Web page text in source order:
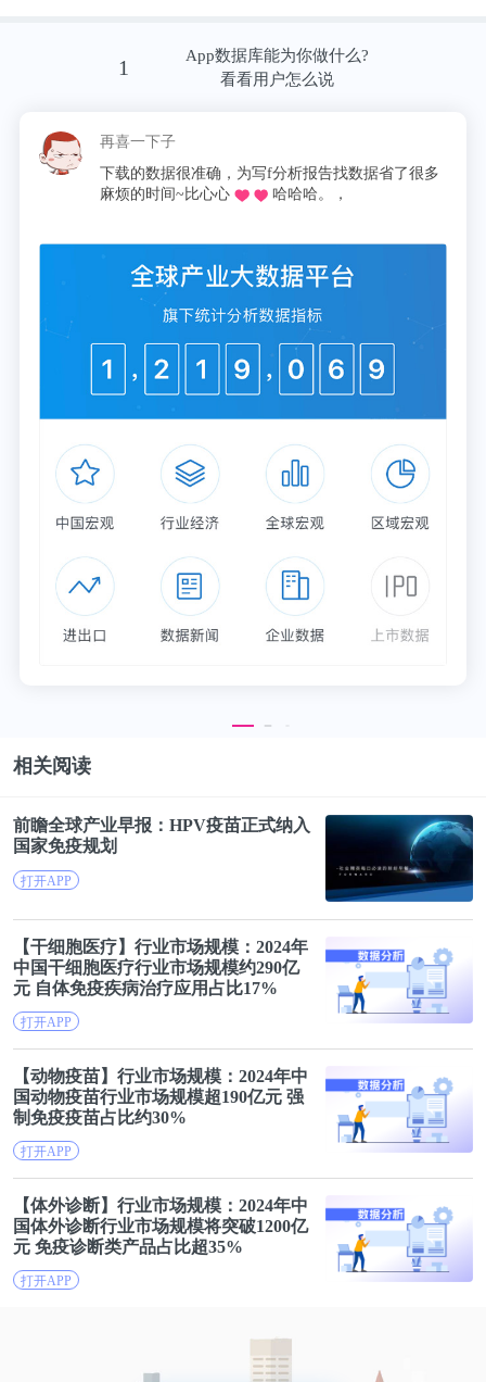
1
App数据库能为你做什么?
看看用户怎么说
再喜一下子
下载的数据很准确，为写f分析报告找数据省了很多
麻烦的时间~比心心
哈哈哈。，
相关阅读
前瞻全球产业早报：HPV疫苗正式纳入
国家免疫规划
打开APP
【干细胞医疗】行业市场规模：2024年
中国干细胞医疗行业市场规模约290亿
元 自体免疫疾病治疗应用占比17%
打开APP
【动物疫苗】行业市场规模：2024年中
国动物疫苗行业市场规模超190亿元 强
制免疫疫苗占比约30%
打开APP
【体外诊断】行业市场规模：2024年中
国体外诊断行业市场规模将突破1200亿
元 免疫诊断类产品占比超35%
打开APP